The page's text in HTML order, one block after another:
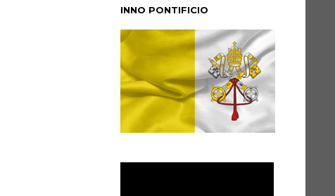
INNO PONTIFICIO